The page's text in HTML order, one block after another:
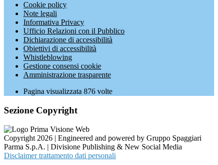
Cookie policy
Note legali
Informativa Privacy
Ufficio Relazioni con il Pubblico
Dichiarazione di accessibilità
Obiettivi di accessibilità
Whistleblowing
Gestione consensi cookie
Amministrazione trasparente
Pagina visualizzata 876 volte
Sezione Copyright
Copyright 2026 | Engineered and powered by Gruppo Spaggiari
Parma S.p.A. | Divisione Publishing & New Social Media
Disclaimer trattamento dati personali